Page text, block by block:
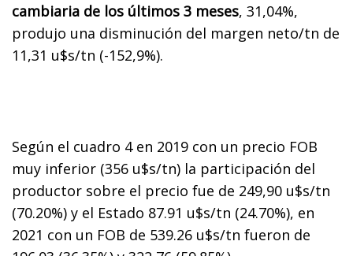
cambiaria de los últimos 3 meses, 31,04%,
produjo una disminución del margen neto/tn de
11,31 u$s/tn (-152,9%).
Según el cuadro 4 en 2019 con un precio FOB
muy inferior (356 u$s/tn) la participación del
productor sobre el precio fue de 249,90 u$s/tn
(70.20%) y el Estado 87.91 u$s/tn (24.70%), en
2021 con un FOB de 539.26 u$s/tn fueron de